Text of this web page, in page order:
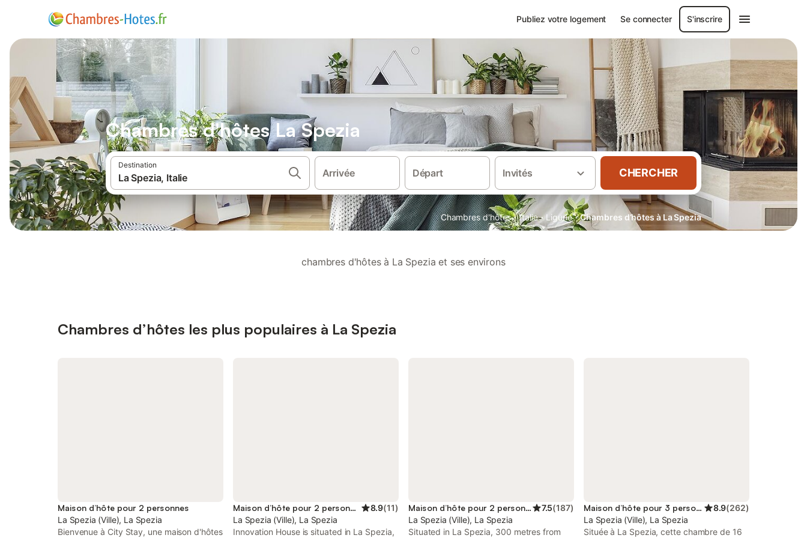
Publiez votre logement Se connecter S'inscrire
Chambres d'hôtes La Spezia
Destination
Arrivée Départ Invités CHERCHER
Chambres d'hôtes · Italie · Ligurie · Chambres d’hôtes à La Spezia
chambres d'hôtes à La Spezia et ses environs
Chambres d’hôtes les plus populaires à La Spezia
Maison d’hôte pour 2 personnes
La Spezia (Ville), La Spezia
Bienvenue à City Stay, une maison d'hôtes
Maison d’hôte pour 2 personnes 8.9(11)
La Spezia (Ville), La Spezia
Innovation House is situated in La Spezia,
Maison d’hôte pour 2 personnes 7.5(187)
La Spezia (Ville), La Spezia
Situated in La Spezia, 300 metres from
Maison d’hôte pour 3 personnes 8.9(262)
La Spezia (Ville), La Spezia
Située à La Spezia, cette chambre de 16